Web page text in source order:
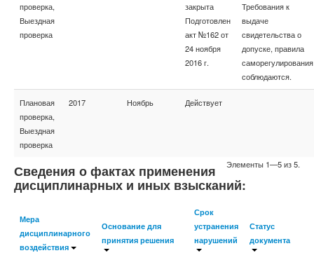
проверка,
Выездная
проверка
закрыта
Подготовлен
акт №162 от
24 ноября
2016 г.
Требования к
выдаче
свидетельства о
допуске, правила
саморегулирования
соблюдаются.
Плановая
проверка,
Выездная
проверка
2017 Ноябрь Действует
Элементы 1—5 из 5.
Сведения о фактах применения
дисциплинарных и иных взысканий:
Мера
дисциплинарного
воздействия
Основание для
принятия решения
Срок
устранения
нарушений
Статус
документа